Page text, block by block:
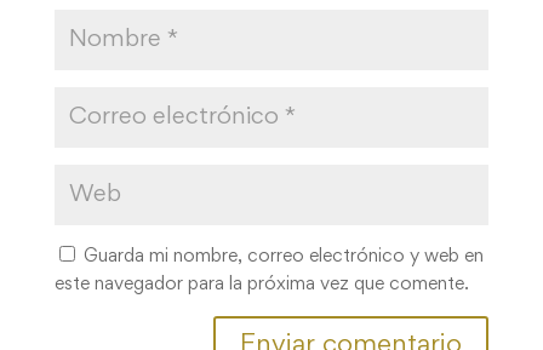
Guarda mi nombre, correo electrónico y web en
este navegador para la próxima vez que comente.